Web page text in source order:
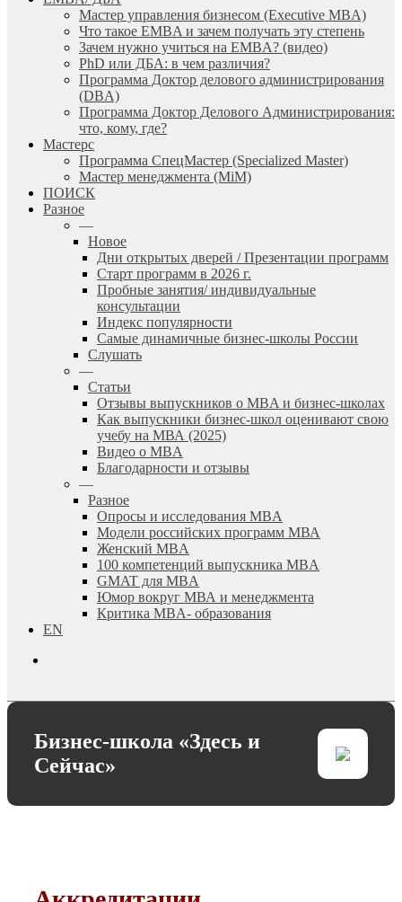
Мастер управления бизнесом (Executive MBA)
Что такое EMBA и зачем получать эту степень
Зачем нужно учиться на EMBA? (видео)
PhD или ДБА: в чем различия?
Программа Доктор делового администрирования
(DBА)
Программа Доктор Делового Администрирования:
что, кому, где?
Мастерс
Программа СпецМастер (Specialized Master)
Мастер менеджмента (MiM)
ПОИСК
Разное
—
Новое
Дни открытых дверей / Презентации программ
Старт программ в 2026 г.
Пробные занятия/ индивидуальные
консультации
Индекс популярности
Самые динамичные бизнес-школы России
Слушать
—
Статьи
Отзывы выпускников о MBA и бизнес-школах
Как выпускники бизнес-школ оценивают свою
учебу на МВА (2025)
Видео о MBA
Благодарности и отзывы
—
Разное
Опросы и исследования MBA
Модели российских программ МВА
Женский MBA
100 компетенций выпускника MBA
GMAT для MBA
Юмор вокруг МВА и менеджмента
Критика MBA- образования
EN
Бизнес-школа «Здесь и
Сейчас»